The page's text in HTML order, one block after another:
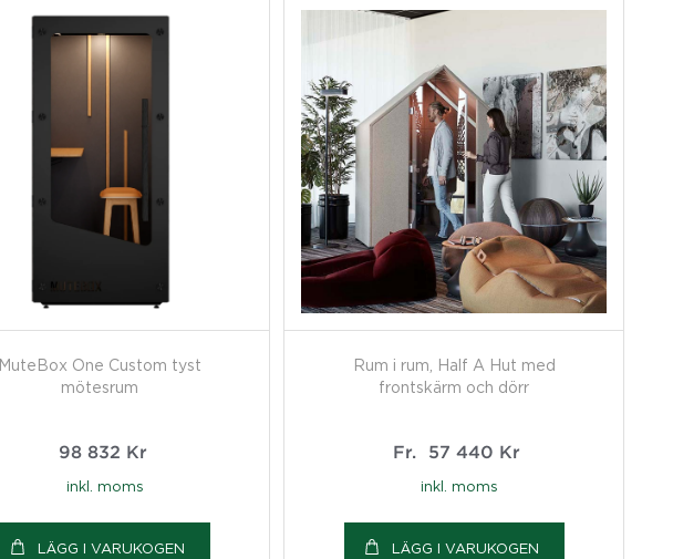
MuteBox One Custom tyst
mötesrum
98 832 Kr
inkl. moms
LÄGG I VARUKOGEN
Rum i rum, Half A Hut med
frontskärm och dörr
Fr. 57 440 Kr
inkl. moms
LÄGG I VARUKOGEN